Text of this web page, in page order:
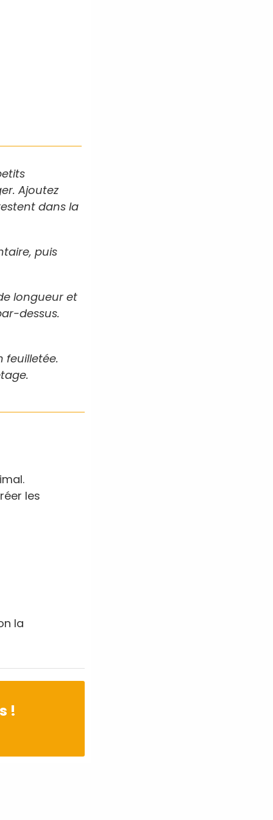
Ajoutez
dans la
puis
longueur et
dessus.
feuilletée.
les
la
!